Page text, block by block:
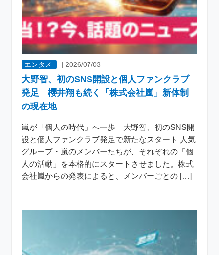
エンタメ | 2026/07/03
大野智、初のSNS開設と個人ファンクラブ
発足 櫻井翔も続く「株式会社嵐」新体制
の現在地
嵐が「個人の時代」へ一歩 大野智、初のSNS開
設と個人ファンクラブ発足で新たなスタート 人気
グループ・嵐のメンバーたちが、それぞれの「個
人の活動」を本格的にスタートさせました。株式
会社嵐からの発表によると、メンバーごとの […]